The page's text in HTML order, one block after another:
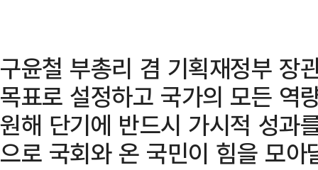
구윤철 부총리 겸 기획재정부 장
목표로 설정하고 국가의 모든 역
원해 단기에 반드시 가시적 성과
으로 국회와 온 국민이 힘을 모아